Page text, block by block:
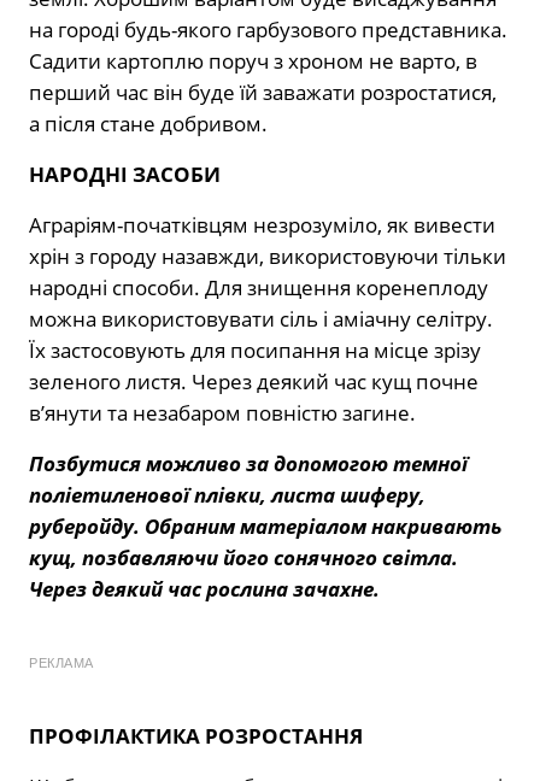
на городі будь-якого гарбузового представника.
Садити картоплю поруч з хроном не варто, в
перший час він буде їй заважати розростатися,
а після стане добривом.
НАРОДНІ ЗАСОБИ
Аграріям-початківцям незрозуміло, як вивести
хрін з городу назавжди, використовуючи тільки
народні способи. Для знищення коренеплоду
можна використовувати сіль і аміачну селітру.
Їх застосовують для посипання на місце зрізу
зеленого листя. Через деякий час кущ почне
в’янути та незабаром повністю загине.
Позбутися можливо за допомогою темної
поліетиленової плівки, листа шиферу,
руберойду. Обраним матеріалом накривають
кущ, позбавляючи його сонячного світла.
Через деякий час рослина зачахне.
РЕКЛАМА
ПРОФІЛАКТИКА РОЗРОСТАННЯ